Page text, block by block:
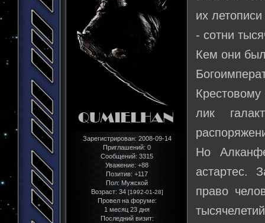
Зарегистрирован: 2008-09-14
Приглашений: 0
Сообщений: 3315
Уважение: +88
Позитив: +117
Пол: Мужской
Возраст: 34 [1992-01-28]
Провел на форуме:
1 месяц 23 дня
Последний визит:
их
- сотни
Кем они
лик
Но
астартес.
право